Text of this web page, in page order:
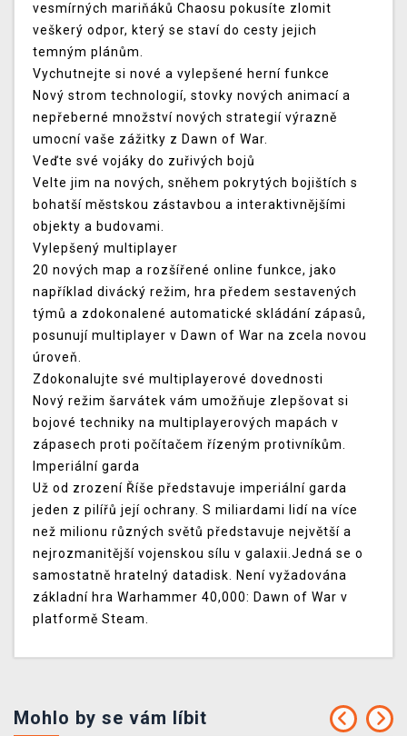
vesmírných mariňáků Chaosu pokusíte zlomit
veškerý odpor, který se staví do cesty jejich
temným plánům.
Vychutnejte si nové a vylepšené herní funkce
Nový strom technologií, stovky nových animací a
nepřeberné množství nových strategií výrazně
umocní vaše zážitky z Dawn of War.
Veďte své vojáky do zuřivých bojů
Velte jim na nových, sněhem pokrytých bojištích s
bohatší městskou zástavbou a interaktivnějšími
objekty a budovami.
Vylepšený multiplayer
20 nových map a rozšířené online funkce, jako
například divácký režim, hra předem sestavených
týmů a zdokonalené automatické skládání zápasů,
posunují multiplayer v Dawn of War na zcela novou
úroveň.
Zdokonalujte své multiplayerové dovednosti
Nový režim šarvátek vám umožňuje zlepšovat si
bojové techniky na multiplayerových mapách v
zápasech proti počítačem řízeným protivníkům.
Imperiální garda
Už od zrození Říše představuje imperiální garda
jeden z pilířů její ochrany. S miliardami lidí na více
než milionu různých světů představuje největší a
nejrozmanitější vojenskou sílu v galaxii.Jedná se o
samostatně hratelný datadisk. Není vyžadována
základní hra Warhammer 40,000: Dawn of War v
platformě Steam.
Mohlo by se vám líbit